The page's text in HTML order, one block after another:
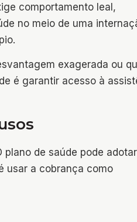
comportamento leal,
no meio de uma
exagerada ou
é garantir acesso à
plano de saúde pode adotar
usar a cobrança como